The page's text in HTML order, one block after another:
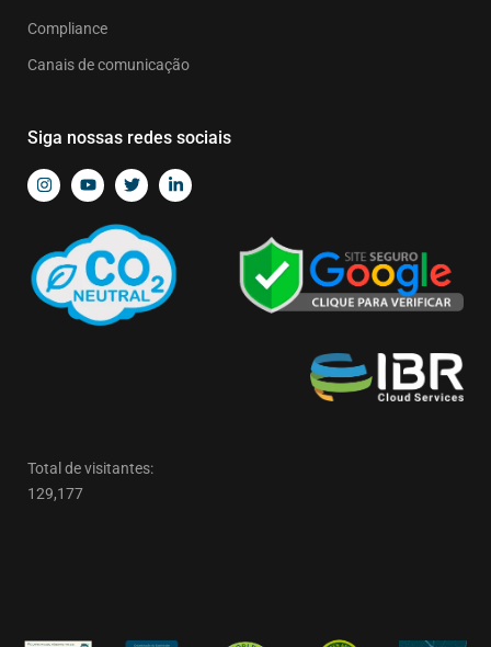
Compliance
Canais de comunicação
Siga nossas redes sociais
Total de visitantes:
129,177